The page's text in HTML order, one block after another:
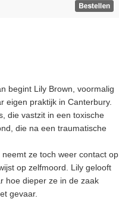
begint Lily Brown, voormalig
eigen praktijk in Canterbury.
die vastzit in een toxische
die na een traumatische
ze toch weer contact op
op zelfmoord. Lily gelooft
hoe dieper ze in de zaak
gevaar.